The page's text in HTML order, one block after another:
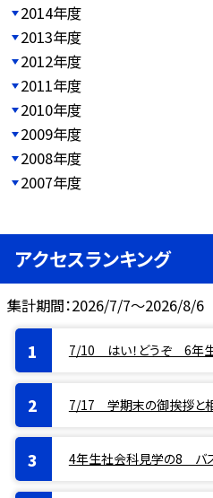
2014年度
2013年度
2012年度
2011年度
2010年度
2009年度
2008年度
2007年度
アクセスランキング
集計期間：2026/7/7～2026/8/6
7/10 はい！どうぞ 6年
7/17 学期末の御挨拶と
4年生社会科見学の8 バ